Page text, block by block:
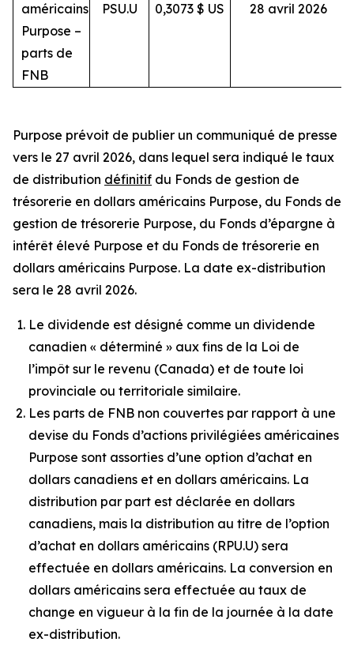
américains
Purpose –
parts de
FNB
PSU.U 0,3073 $ US 28 avril 2026
Purpose prévoit de publier un communiqué de presse
vers le 27 avril 2026, dans lequel sera indiqué le taux
de distribution définitif du Fonds de gestion de
trésorerie en dollars américains Purpose, du Fonds de
gestion de trésorerie Purpose, du Fonds d’épargne à
intérêt élevé Purpose et du Fonds de trésorerie en
dollars américains Purpose. La date ex-distribution
sera le 28 avril 2026.
Le dividende est désigné comme un dividende
canadien « déterminé » aux fins de la Loi de
l’impôt sur le revenu (Canada) et de toute loi
provinciale ou territoriale similaire.
Les parts de FNB non couvertes par rapport à une
devise du Fonds d’actions privilégiées américaines
Purpose sont assorties d’une option d’achat en
dollars canadiens et en dollars américains. La
distribution par part est déclarée en dollars
canadiens, mais la distribution au titre de l’option
d’achat en dollars américains (RPU.U) sera
effectuée en dollars américains. La conversion en
dollars américains sera effectuée au taux de
change en vigueur à la fin de la journée à la date
ex-distribution.